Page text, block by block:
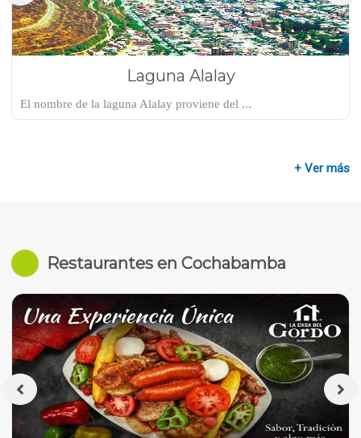
Laguna Alalay
El nombre de la laguna Alalay proviene del ...
+ Ver más
Restaurantes en Cochabamba